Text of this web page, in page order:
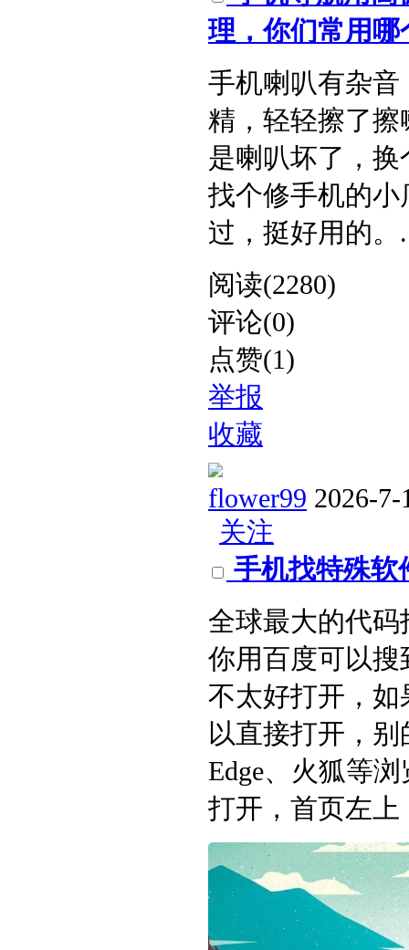
理，你们常用哪
手机喇叭有杂
精，轻轻擦了
是喇叭坏了，
找个修手机的
过，挺好用的。​
阅读(2280)
评论(0)
点赞(1)
举报
收藏
flower99 2026-7-
关注
手机找特殊软
全球最大的代
你用百度可以
不太好打开，
以直接打开，
Edge、火狐等
打开，首页左上